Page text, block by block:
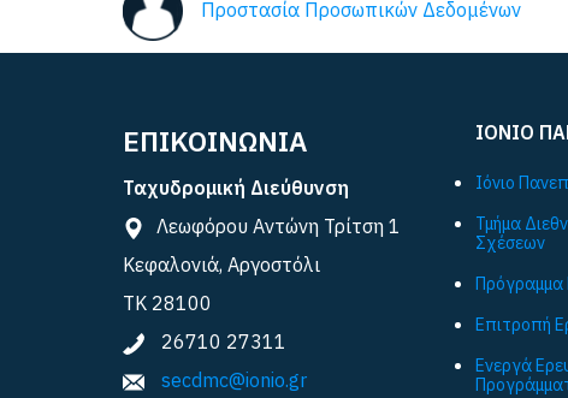
Προστασία Προσωπικών Δεδομένων
ΕΠΙΚΟΙΝΩΝΙΑ
Ταχυδρομική Διεύθυνση
Λεωφόρου Αντώνη Τρίτση 1
Κεφαλονιά, Αργοστόλι
ΤΚ 28100
26710 27311
secdmc@ionio.gr
ΙΟΝΙΟ
Ιόνιο
Τμήμα
Σχέσεων
Πρόγραμμα
Επιτροπή
Ενεργά